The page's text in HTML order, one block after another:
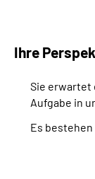
Ihre
Sie erwartet
Aufgabe in
Es